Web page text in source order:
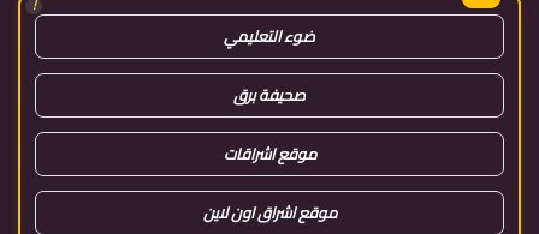
!
ضوء التعليمي
صحيفة برق
موقع اشراقات
موقع اشراق اون لاين